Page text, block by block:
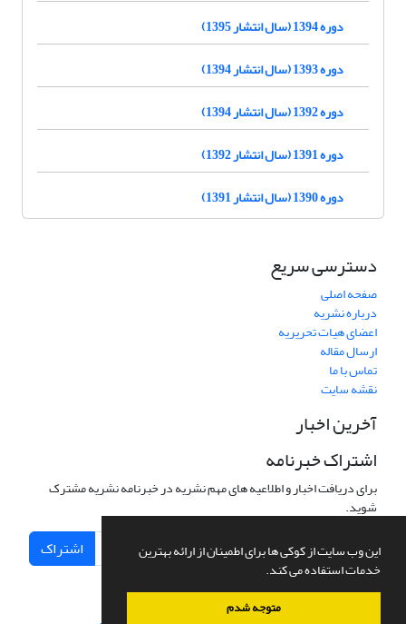
این وب سایت از کوکی ها برای اطمینان از ارائه بهترین
خدمات استفاده می کند.
متوجه شدم
دوره 1394 (سال انتشار 1395)
دوره 1393 (سال انتشار 1394)
دوره 1392 (سال انتشار 1394)
دوره 1391 (سال انتشار 1392)
دوره 1390 (سال انتشار 1391)
دسترسی سریع
صفحه اصلی
درباره نشریه
اعضای هیات تحریریه
ارسال مقاله
تماس با ما
نقشه سایت
آخرین اخبار
اشتراک خبرنامه
برای دریافت اخبار و اطلاعیه های مهم نشریه در خبرنامه نشریه مشترک
شوید.
اشتراک